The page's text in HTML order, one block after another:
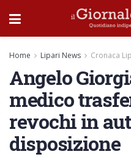
Home Lipari News Cronaca
Angelo
medico
revochi in
disposizione